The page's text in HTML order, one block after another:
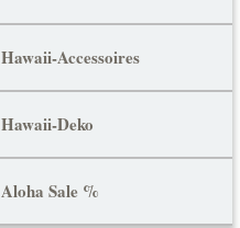
Hawaii-Accessoires
Hawaii-Deko
Aloha Sale %